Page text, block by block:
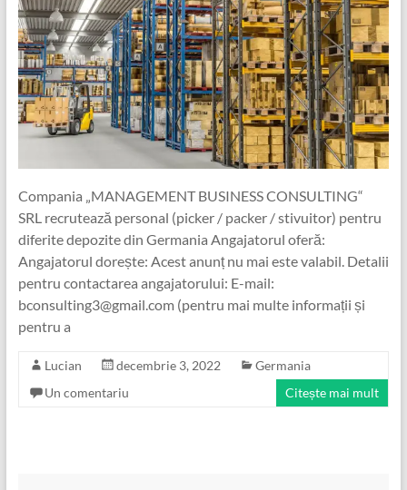
Compania „MANAGEMENT BUSINESS CONSULTING“
SRL recrutează personal (picker / packer / stivuitor) pentru
diferite depozite din Germania Angajatorul oferă:
Angajatorul dorește: Acest anunț nu mai este valabil. Detalii
pentru contactarea angajatorului: E-mail:
bconsulting3@gmail.com (pentru mai multe informații și
pentru a
Lucian decembrie 3, 2022
Germania
Un comentariu
Citește mai mult